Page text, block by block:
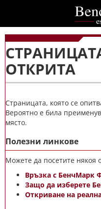
ОТКРИТА
Страницата, която се
Вероятно е била
място.
Полезни линкове
Можете да посетите някоя
Връзка с БенчМарк
Защо да изберете
Откриване на